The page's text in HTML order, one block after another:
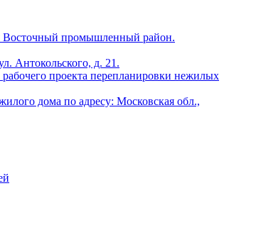
Восточный промышленный район.
Антокольского, д. 21.
проекта перепланировки нежилых
дома по адресу: Московская обл.,